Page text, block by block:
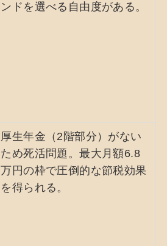
ンドを選べる自由度がある。
厚生年金（2階部分）がない
ため死活問題。最大月額6.8
万円の枠で圧倒的な節税効果
を得られる。